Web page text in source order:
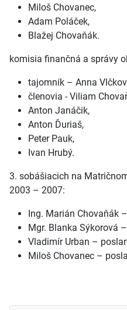
Miloš Chovanec,
Adam Poláček,
Blažej Chovaňák.
komisia finančná a správy
tajomník – Anna
členovia - Viliam
Anton Janáčik,
Anton Ďuriaš,
Peter Pauk,
Ivan Hrubý.
3. sobášiacich na
2003 – 2007:
Ing. Marián Chovaňák
Mgr. Blanka Sýkorová
Vladimír Urban –
Miloš Chovanec –